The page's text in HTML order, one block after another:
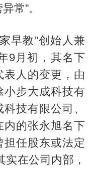
常”。
早教”创始人兼
9月初，其名下
表人的变更，由
小步大成科技有
技有限公司、
内的张永旭名下
担任股东或法定
实在公司内部，